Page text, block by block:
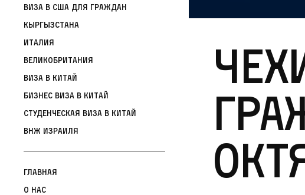
Виза в США для граждан
Кыргызстана
Италия
Великобритания
Виза в Китай
Бизнес виза в Китай
Студенческая виза в Китай
ВНЖ Израиля
Главная
О нас